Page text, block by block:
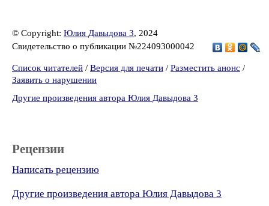
© Copyright: Юлия Давыдова 3, 2024
Свидетельство о публикации №224093000042
Список читателей / Версия для печати / Разместить анонс /
Заявить о нарушении
Другие произведения автора Юлия Давыдова 3
Рецензии
Написать рецензию
Другие произведения автора Юлия Давыдова 3